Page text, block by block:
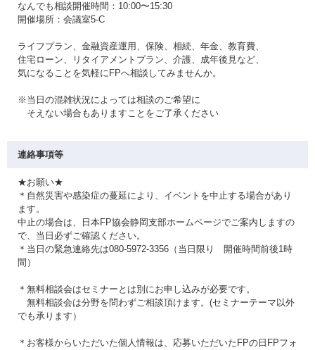
なんでも相談開催時間：10:00〜15:30
開催場所：会議室5-C
ライフプラン、金融資産運用、保険、相続、年金、教育費、
住宅ローン、リタイアメントプラン、介護、成年後見など、
気になることを気軽にFPへ相談してみませんか。
※当日の混雑状況によっては相談のご希望に
そえない場合もありますことをご了承ください
連絡事項等
★お願い★
＊自然災害や感染症の蔓延により、イベントを中止する場合があり
ます。
中止の場合は、日本FP協会静岡支部ホームページでご案内しますの
で、当日必ずご確認ください。
＊当日の緊急連絡先は080-5972-3356（当日限り 開催時間前後1時
間）
＊無料相談会はセミナーとは別にお申し込みが必要です。
無料相談会は分野を問わずご相談頂けます。(セミナーテーマ以外
でも承ります）
＊お客様からいただいた個人情報は、応募いただいたFPの日FPフォ